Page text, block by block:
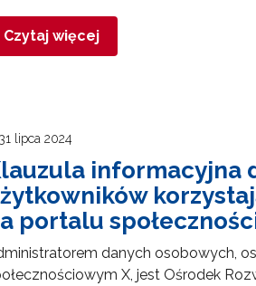
Czytaj więcej
31 lipca 2024
informacyjna
portalu
danych osobowych,
X, jest Ośrodek